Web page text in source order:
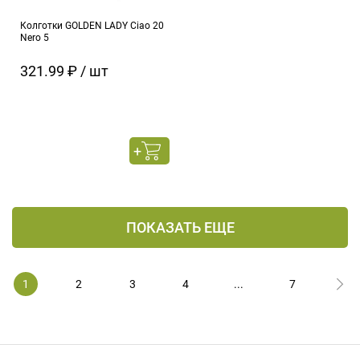
Колготки GOLDEN LADY Ciao 20
Nero 5
321.99 ₽ / шт
ПОКАЗАТЬ ЕЩЕ
1 2 3 4 ... 7